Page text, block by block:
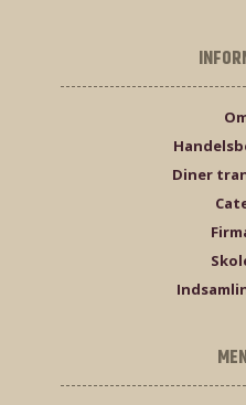
Diner